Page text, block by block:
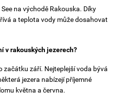
na východě Rakouska. Díky
a teplota vody může dosahovat
v rakouských jezerech?
začátku září. Nejteplejší voda bývá
jezera nabízejí příjemné
května a června.